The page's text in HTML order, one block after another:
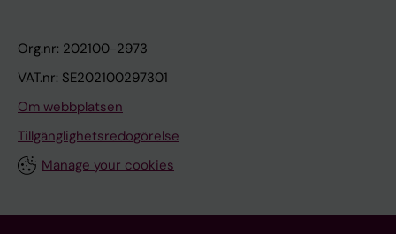
Org.nr: 202100-2973
VAT.nr: SE202100297301
Om webbplatsen
Tillgänglighetsredogörelse
Manage your cookies